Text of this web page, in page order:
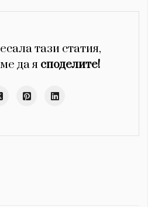
тази статия,
да я споделите!